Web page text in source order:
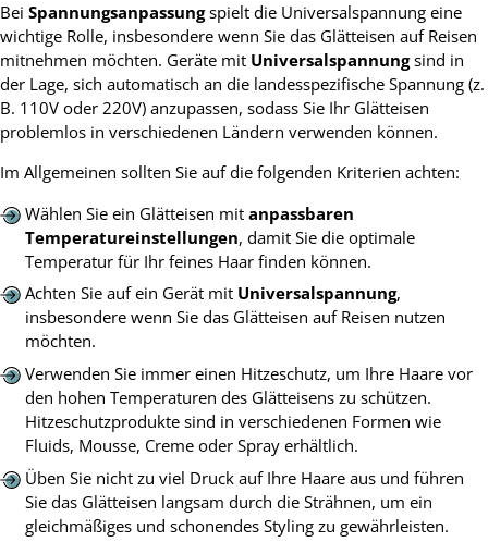
Bei Spannungsanpassungspielt die Universalspannung eine
wichtige Rolle, insbesondere wenn Sie das Glätteisen auf Reisen
mitnehmen möchten. Geräte mit Universalspannungsind in
der Lage, sich automatisch an die landesspezifische Spannung (z.
B. 110V oder 220V) anzupassen, sodass Sie Ihr Glätteisen
problemlos in verschiedenen Ländern verwenden können.
Im Allgemeinen sollten Sie auf die folgenden Kriterien achten:
Wählen Sie ein Glätteisen mit anpassbaren
Temperatureinstellungen, damit Sie die optimale
Temperatur für Ihr feines Haar finden können.
Achten Sie auf ein Gerät mit Universalspannung,
insbesondere wenn Sie das Glätteisen auf Reisen nutzen
möchten.
Verwenden Sie immer einen Hitzeschutz, um Ihre Haare vor
den hohen Temperaturen des Glätteisens zu schützen.
Hitzeschutzprodukte sind in verschiedenen Formen wie
Fluids, Mousse, Creme oder Spray erhältlich.
Üben Sie nicht zu viel Druck auf Ihre Haare aus und führen
Sie das Glätteisen langsam durch die Strähnen, um ein
gleichmäßiges und schonendes Styling zu gewährleisten.